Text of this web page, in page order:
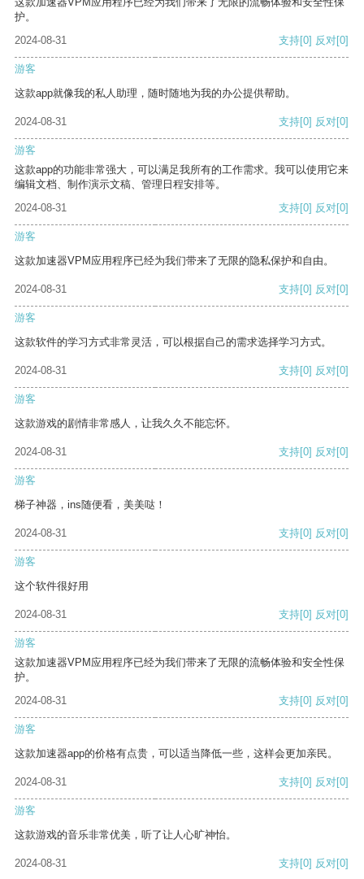
护。
2024-08-31
支持[0] 反对[0]
游客
这款app就像我的私人助理，随时随地为我的办公提供帮助。
2024-08-31 支持[0] 反对[0]
游客
这款app的功能非常强大，可以满足我所有的工作需求。我可以使用它来
编辑文档、制作演示文稿、管理日程安排等。
2024-08-31
支持[0] 反对[0]
游客
这款加速器VPM应用程序已经为我们带来了无限的隐私保护和自由。
2024-08-31 支持[0] 反对[0]
游客
这款软件的学习方式非常灵活，可以根据自己的需求选择学习方式。
2024-08-31 支持[0] 反对[0]
游客
这款游戏的剧情非常感人，让我久久不能忘怀。
2024-08-31 支持[0] 反对[0]
游客
梯子神器，ins随便看，美美哒！
2024-08-31 支持[0] 反对[0]
游客
这个软件很好用
2024-08-31 支持[0] 反对[0]
游客
这款加速器VPM应用程序已经为我们带来了无限的流畅体验和安全性保
护。
2024-08-31
支持[0] 反对[0]
游客
这款加速器app的价格有点贵，可以适当降低一些，这样会更加亲民。
2024-08-31 支持[0] 反对[0]
游客
这款游戏的音乐非常优美，听了让人心旷神怡。
2024-08-31 支持[0] 反对[0]